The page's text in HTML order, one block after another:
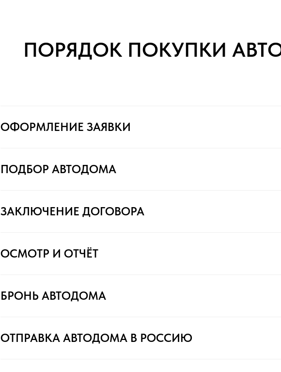
ПОРЯДОК ПОКУПКИ
ОФОРМЛЕНИЕ ЗАЯВКИ
ПОДБОР АВТОДОМА
ЗАКЛЮЧЕНИЕ ДОГОВОРА
ОСМОТР И ОТЧЁТ
БРОНЬ АВТОДОМА
ОТПРАВКА АВТОДОМА В РОССИЮ